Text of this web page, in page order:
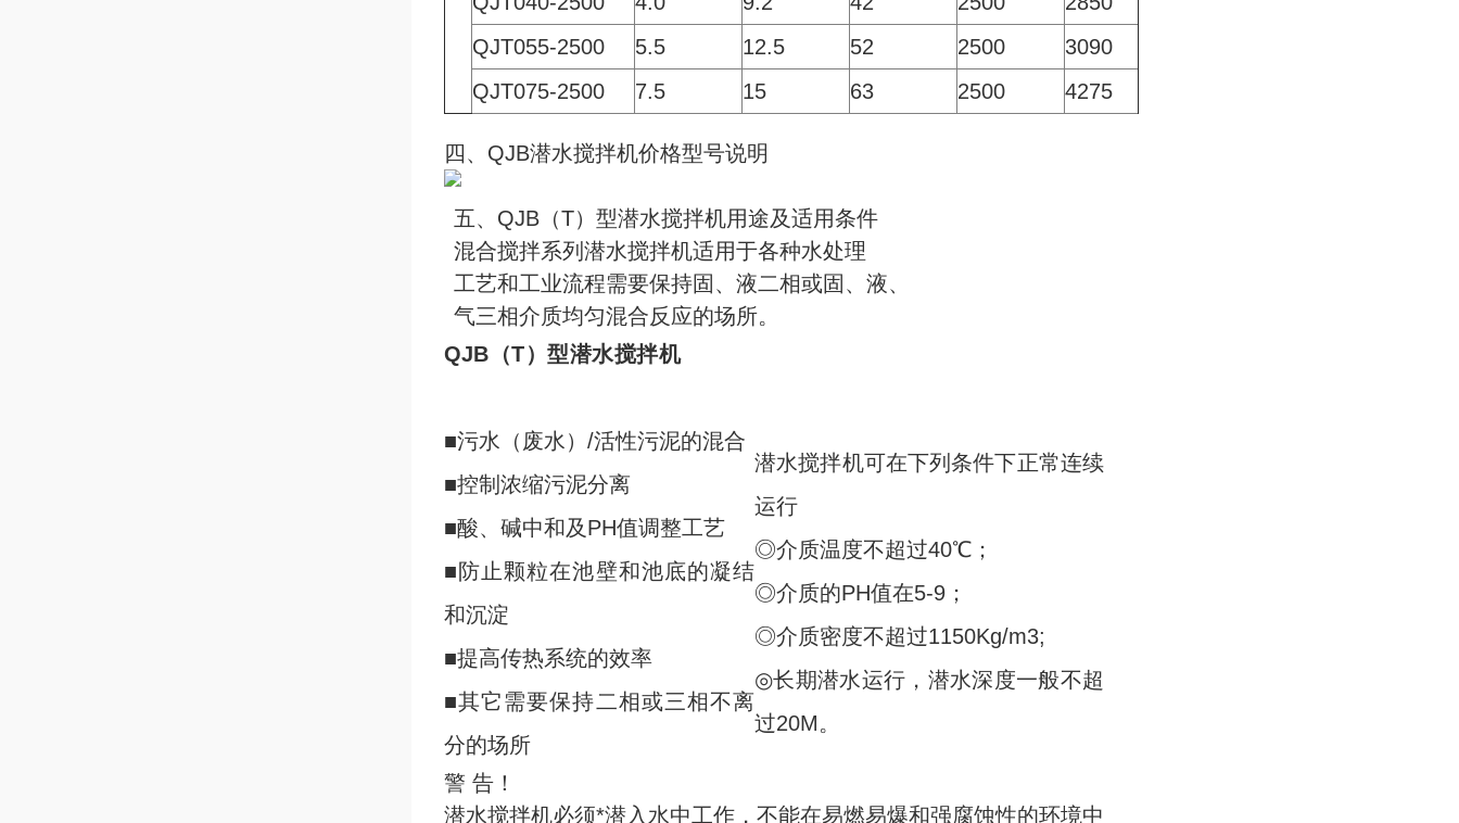
QJT055-2500
5.5 12.5 52 2500
3090
QJT075-2500
7.5 15 63 2500 4275
四、QJB潜水搅拌机价格型号说明
五、QJB（T）型潜水搅拌机用途及适用条件
混合搅拌系列潜水搅拌机适用于各种水处理
工艺和工业流程需要保持固、液二相或固、液、
气三相介质均匀混合反应的场所。
QJB（T）型潜水搅拌机
■污水（废水）/活性污泥的混合
■控制浓缩污泥分离
■酸、碱中和及PH值调整工艺
■防止颗粒在池壁和池底的凝结
和沉淀
■提高传热系统的效率
■其它需要保持二相或三相不离
分的场所
潜水搅拌机可在下列条件下正常连续
运行
◎介质温度不超过40℃；
◎介质的PH值在5-9；
◎介质密度不超过1150Kg/m3;
◎长期潜水运行，潜水深度一般不超
过20M。
警 告！
潜水搅拌机必须*潜入水中工作，不能在易燃易爆和强腐蚀性的环境中